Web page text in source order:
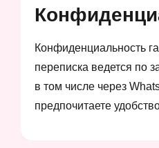
Конфиденциальность
переписка ведется по
в том числе через
предпочитаете